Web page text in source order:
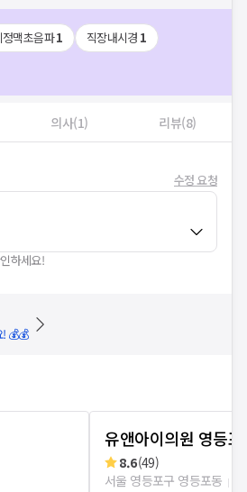
맥초음파1 직장내시경 1
의사(1) 리뷰(8)
수정 요청
하세요!
💰💰
유앤아이의원 영등포점
8.6(49)
서울 영등포구 영등포동